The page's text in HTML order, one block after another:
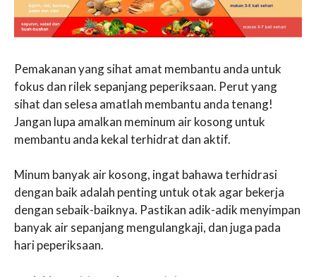
Pemakanan yang sihat amat membantu anda untuk
fokus dan rilek sepanjang peperiksaan. Perut yang
sihat dan selesa amatlah membantu anda tenang!
Jangan lupa amalkan meminum air kosong untuk
membantu anda kekal terhidrat dan aktif.
Minum banyak air kosong, ingat bahawa terhidrasi
dengan baik adalah penting untuk otak agar bekerja
dengan sebaik-baiknya. Pastikan adik-adik menyimpan
banyak air sepanjang mengulangkaji, dan juga pada
hari peperiksaan.